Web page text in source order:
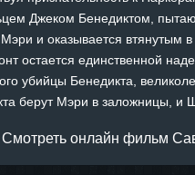
Джеком Бенедиктом,
и оказывается втянутым
остается единственной
убийцы Бенедикта,
берут Мэри в заложницы, и
Смотреть онлайн фильм